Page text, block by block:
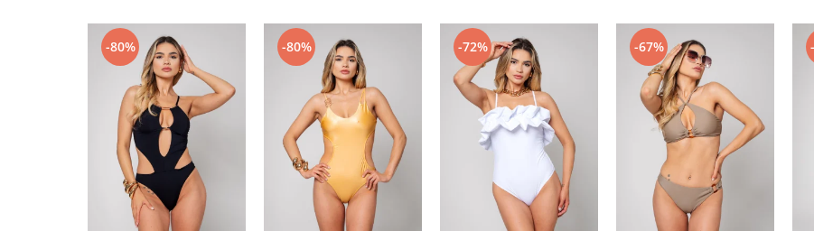
-80% -80% -72% -67%